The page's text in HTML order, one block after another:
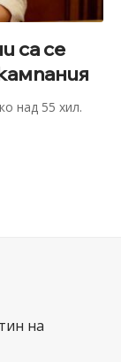
са се
над 55 хил.
на